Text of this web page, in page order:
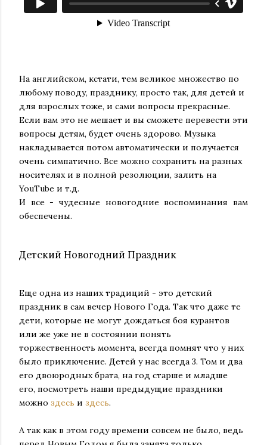
На английском, кстати, тем великое множество по
любому поводу, празднику, просто так, для детей и
для взрослых тоже, и сами вопросы прекрасные.
Если вам это не мешает и вы сможете перевести эти
вопросы детям, будет очень здорово. Музыка
накладывается потом автоматически и получается
очень симпатично. Все можно сохранить на разных
носителях и в полной резолюции, залить на
YouTube и т.д.
И все - чудесные новогодние воспоминания вам
обеспечены.
Детский Новогодний Праздник
Еще одна из наших традиций - это детский
праздник в сам вечер Нового Года. Так что даже те
дети, которые не могут дождаться боя курантов
или же уже не в состоянии понять
торжественность момента, всегда помнят что у них
было приключение. Детей у нас всегда 3. Том и два
его двоюродных брата, на год старше и младше
его, посмотреть наши предыдущие праздники
можно здесь и здесь.
А так как в этом году времени совсем не было, ведь